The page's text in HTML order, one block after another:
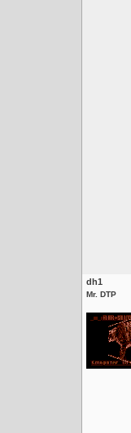
dh1
Mr. DTP